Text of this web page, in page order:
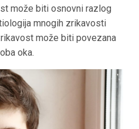
može biti osnovni razlog
mnogih zrikavosti
može biti povezana
oka.